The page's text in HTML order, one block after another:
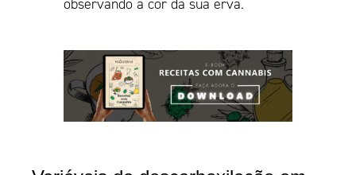
observando a cor da sua erva.